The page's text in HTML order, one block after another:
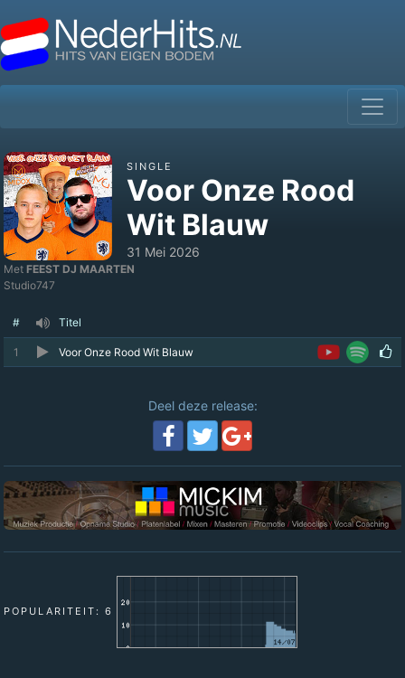
SINGLE
Voor Onze Rood
Wit Blauw
31 Mei 2026
Met FEEST DJ MAARTEN
Studio747
# Titel
1 Voor Onze Rood Wit Blauw
Deel deze release:
POPULARITEIT: 6